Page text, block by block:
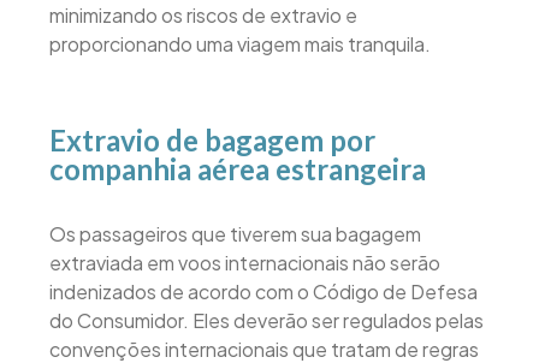
minimizando os riscos de extravio e
proporcionando uma viagem mais tranquila.
Extravio de bagagem por
companhia aérea estrangeira
Os passageiros que tiverem sua bagagem
extraviada em voos internacionais não serão
indenizados de acordo com o Código de Defesa
do Consumidor. Eles deverão ser regulados pelas
convenções internacionais que tratam de regras